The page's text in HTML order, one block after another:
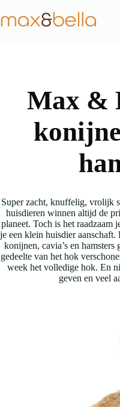
naar
de
Max &
Super zacht, knuffelig, vrolijk
huisdieren winnen altijd de
planeet. Toch is het raadzaam
je een klein huisdier
konijnen, cavia’s en
gedeelte van het hok
week het volledige hok. En
geven en veel